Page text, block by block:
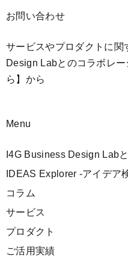
お問い合わせ
サービスやプロダクトに
Design Labとのコラボレ
ら】 から
Menu
I4G Business Design Lab
IDEAS Explorer -アイデア
コラム
サービス
プロダクト
ご活用実績